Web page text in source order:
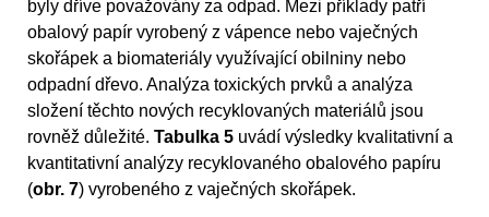
byly dříve považovány za odpad. Mezi příklady patří
obalový papír vyrobený z vápence nebo vaječných
skořápek a biomateriály využívající obilniny nebo
odpadní dřevo. Analýza toxických prvků a analýza
složení těchto nových recyklovaných materiálů jsou
rovněž důležité. Tabulka 5 uvádí výsledky kvalitativní a
kvantitativní analýzy recyklovaného obalového papíru
(obr. 7) vyrobeného z vaječných skořápek.